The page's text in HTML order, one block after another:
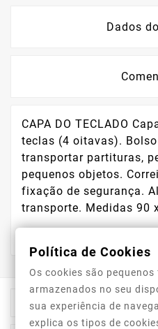
Dados
CAPA DO TECLADO
teclas (4 oitavas).
transportar partituras,
pequenos objetos.
fixação de segurança.
transporte. Medidas 90
Informação Da Loja
Política de Cookies
Os cookies são
armazenados no seu
sua experiência de
explica os tipos de